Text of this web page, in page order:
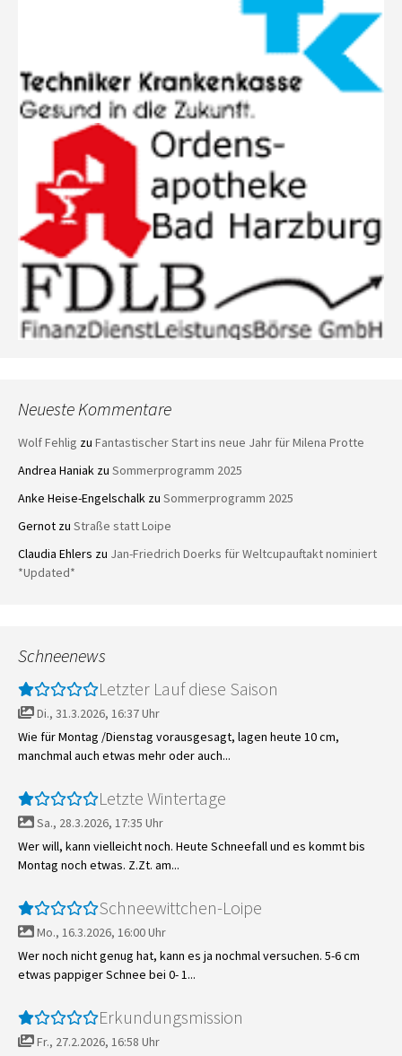
Neueste Kommentare
Wolf Fehlig zu Fantastischer Start ins neue Jahr für Milena Protte
Andrea Haniak zu Sommerprogramm 2025
Anke Heise-Engelschalk zu Sommerprogramm 2025
Gernot zu Straße statt Loipe
Claudia Ehlers zu Jan-Friedrich Doerks für Weltcupauftakt nominiert
*Updated*
Schneenews
Letzter Lauf diese Saison
Di., 31.3.2026, 16:37 Uhr
Wie für Montag /Dienstag vorausgesagt, lagen heute 10 cm,
manchmal auch etwas mehr oder auch...
Letzte Wintertage
Sa., 28.3.2026, 17:35 Uhr
Wer will, kann vielleicht noch. Heute Schneefall und es kommt bis
Montag noch etwas. Z.Zt. am...
Schneewittchen-Loipe
Mo., 16.3.2026, 16:00 Uhr
Wer noch nicht genug hat, kann es ja nochmal versuchen. 5-6 cm
etwas pappiger Schnee bei 0- 1...
Erkundungsmission
Fr., 27.2.2026, 16:58 Uhr